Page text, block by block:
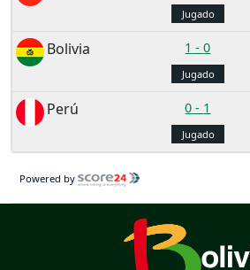
Jugado
Bolivia 1 -0
Jugado
Perú 0 - 1
Jugado
Powered by